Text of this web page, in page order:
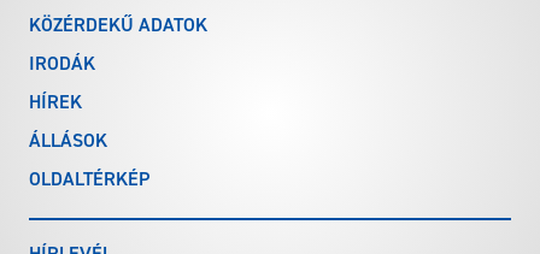
KÖZÉRDEKŰ ADATOK
IRODÁK
HÍREK
ÁLLÁSOK
OLDALTÉRKÉP